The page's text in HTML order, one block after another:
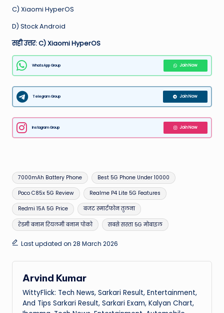
C) Xiaomi HyperOS
D) Stock Android
सही उत्तर: C) Xiaomi HyperOS
WhatsApp Group Join Now
Telegram Group Join Now
Instagram Group Join Now
Tags:
7000mAh Battery Phone Best 5G Phone Under 10000
Poco C85x 5G Review Realme P4 Lite 5G Features
Redmi 15A 5G Price बजट स्मार्टफोन तुलना
रेडमी बनाम रियलमी बनाम पोको सबसे सस्ता 5G मोबाइल
Last updated on 28 March 2026
Arvind Kumar
WittyFlick: Tech News, Sarkari Result, Entertainment,
And Tips Sarkari Result, Sarkari Exam, Kalyan Chart,